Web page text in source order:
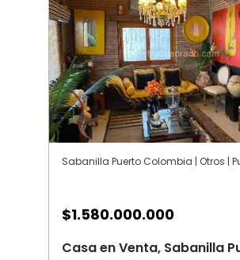
$1.580.000.000
Casa en Venta, Sabanilla